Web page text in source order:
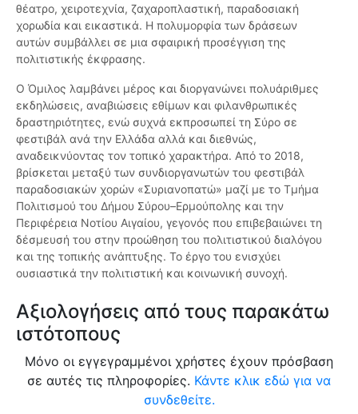
θέατρο, χειροτεχνία, ζαχαροπλαστική, παραδοσιακή
χορωδία και εικαστικά. Η πολυμορφία των δράσεων
αυτών συμβάλλει σε μια σφαιρική προσέγγιση της
πολιτιστικής έκφρασης.
Ο Όμιλος λαμβάνει μέρος και διοργανώνει πολυάριθμες
εκδηλώσεις, αναβιώσεις εθίμων και φιλανθρωπικές
δραστηριότητες, ενώ συχνά εκπροσωπεί τη Σύρο σε
φεστιβάλ ανά την Ελλάδα αλλά και διεθνώς,
αναδεικνύοντας τον τοπικό χαρακτήρα. Από το 2018,
βρίσκεται μεταξύ των συνδιοργανωτών του φεστιβάλ
παραδοσιακών χορών «Συριανοπατώ» μαζί με το Τμήμα
Πολιτισμού του Δήμου Σύρου–Ερμούπολης και την
Περιφέρεια Νοτίου Αιγαίου, γεγονός που επιβεβαιώνει τη
δέσμευσή του στην προώθηση του πολιτιστικού διαλόγου
και της τοπικής ανάπτυξης. Το έργο του ενισχύει
ουσιαστικά την πολιτιστική και κοινωνική συνοχή.
Αξιολογήσεις από τους παρακάτω
ιστότοπους
Μόνο οι εγγεγραμμένοι χρήστες έχουν πρόσβαση
σε αυτές τις πληροφορίες. Κάντε κλικ εδώ για να
συνδεθείτε.